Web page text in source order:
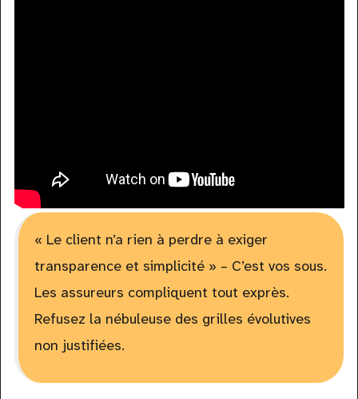
« Le client n’a rien à perdre à exiger
transparence et simplicité » – C’est vos sous.
Les assureurs compliquent tout exprès.
Refusez la nébuleuse des grilles évolutives
non justifiées.